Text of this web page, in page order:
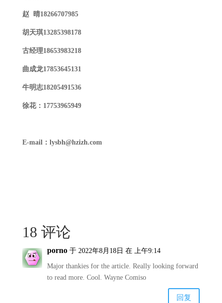
赵 晴18266707985
胡天琪13285398178
古经理18653983218
曲成龙17853645131
牛明志18205491536
徐花：17753965949
E-mail： lysbh@hzizh.com
18 评论
porno 于 2022年8月18日 在 上午9:14
Major thankies for the article. Really looking forward
to read more. Cool. Wayne Comiso
回复